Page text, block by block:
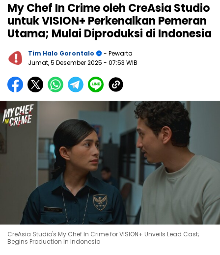
My Chef In Crime oleh CreAsia Studio
untuk VISION+ Perkenalkan Pemeran
Utama; Mulai Diproduksi di Indonesia
Tim Halo Gorontalo
- Pewarta
Jumat, 5 Desember 2025 - 07:53 WIB
CreAsia Studio's My Chef In Crime for VISION+ Unveils Lead Cast;
Begins Production In Indonesia